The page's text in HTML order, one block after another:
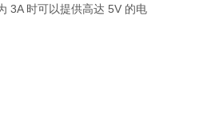
3A 时可以提供高达 5V 的电